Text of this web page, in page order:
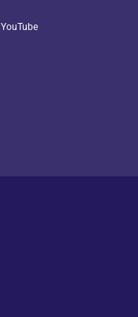
YouTube